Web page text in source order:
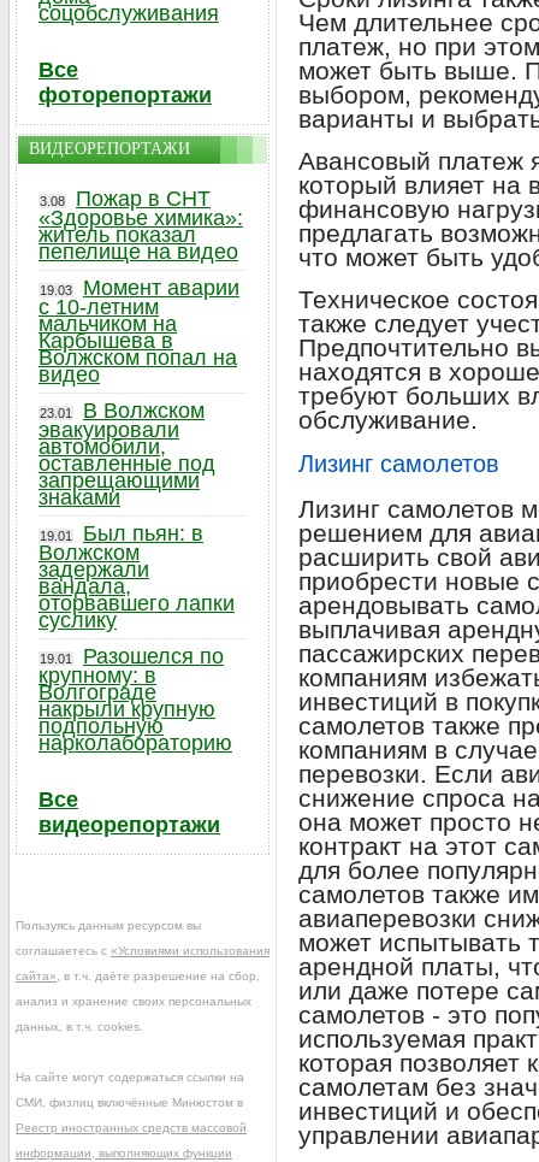
Чем длительнее
платеж, но при
может быть выше.
выбором,
варианты и
Авансовый платеж
который влияет на
финансовую
предлагать
что может быть
Техническое
также следует
Предпочтительно
находятся в
требуют больших
обслуживание.
Лизинг самолетов
Лизинг самолетов
решением для
расширить свой
приобрести новые
арендовывать
выплачивая
пассажирских
компаниям
инвестиций в
самолетов также
компаниям в
перевозки. Если
снижение спроса
она может просто
контракт на этот
для более
самолетов также
авиаперевозки
может испытывать
арендной платы,
или даже потере
самолетов - это
используемая
которая позволяет
самолетам без
инвестиций и
управлении
соцобслуживания
Все
фоторепортажи
ВИДЕОРЕПОРТАЖИ
3.08
Пожар в СНТ
«Здоровье химика»:
житель показал
пепелище на видео
19.03
Момент аварии
с 10-летним
мальчиком на
Карбышева в
Волжском попал на
видео
23.01
В Волжском
эвакуировали
автомобили,
оставленные под
запрещающими
знаками
19.01
Был пьян: в
Волжском
задержали
вандала,
оторвавшего лапки
суслику
19.01
Разошелся по
крупному: в
Волгограде
накрыли крупную
подпольную
нарколабораторию
Все
видеорепортажи
Пользуясь данным ресурсом вы
соглашаетесь с «Условиями использования
сайта» , в т.ч. даёте разрешение на сбор,
анализ и хранение своих персональных
данных, в т.ч. cookies.
На сайте могут содержаться ссылки на
СМИ, физлиц включённые Минюстом в
Реестр иностранных средств массовой
информации, выполняющих функции